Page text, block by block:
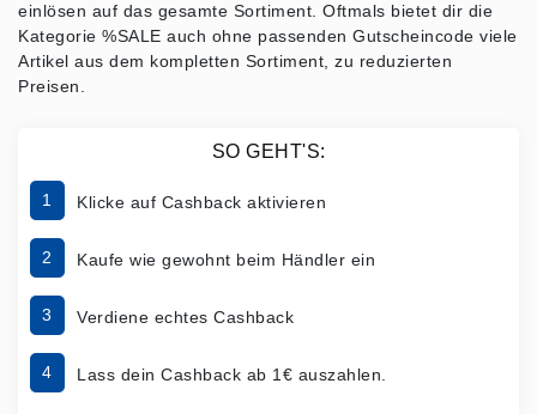
einlösen auf das gesamte Sortiment. Oftmals bietet dir die
Kategorie %SALE auch ohne passenden Gutscheincode viele
Artikel aus dem kompletten Sortiment, zu reduzierten
Preisen.
SO GEHT'S:
1 Klicke auf Cashback aktivieren
2 Kaufe wie gewohnt beim Händler ein
3 Verdiene echtes Cashback
4 Lass dein Cashback ab 1€ auszahlen.